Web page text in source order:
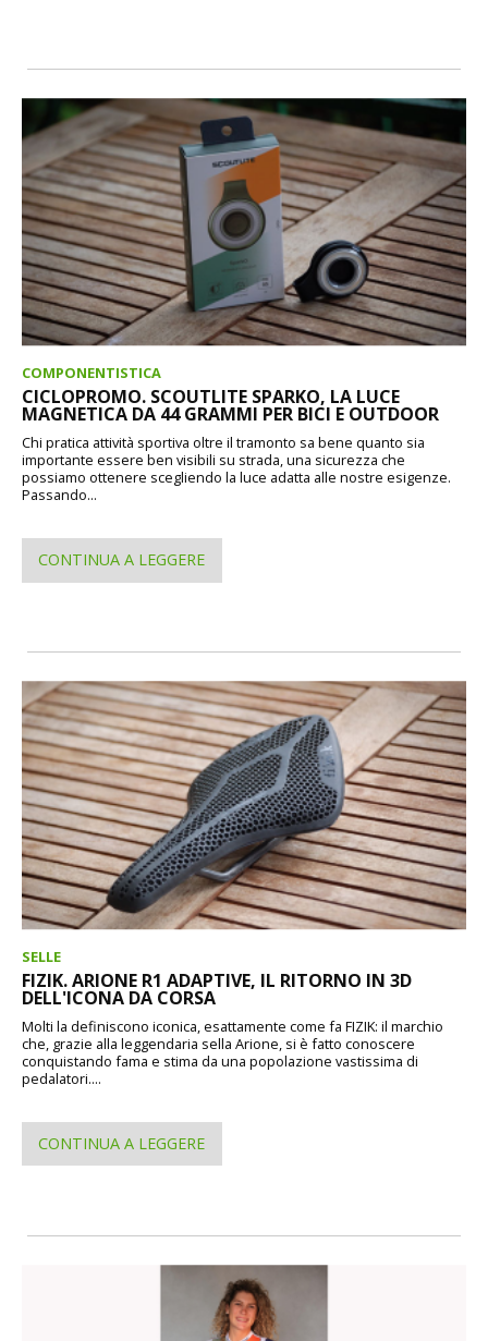
COMPONENTISTICA
CICLOPROMO. SCOUTLITE SPARKO, LA LUCE
MAGNETICA DA 44 GRAMMI PER BICI E OUTDOOR
Chi pratica attività sportiva oltre il tramonto sa bene quanto sia
importante essere ben visibili su strada, una sicurezza che
possiamo ottenere scegliendo la luce adatta alle nostre esigenze.
Passando...
CONTINUA A LEGGERE
SELLE
FIZIK. ARIONE R1 ADAPTIVE, IL RITORNO IN 3D
DELL'ICONA DA CORSA
Molti la definiscono iconica, esattamente come fa FIZIK: il marchio
che, grazie alla leggendaria sella Arione, si è fatto conoscere
conquistando fama e stima da una popolazione vastissima di
pedalatori....
CONTINUA A LEGGERE